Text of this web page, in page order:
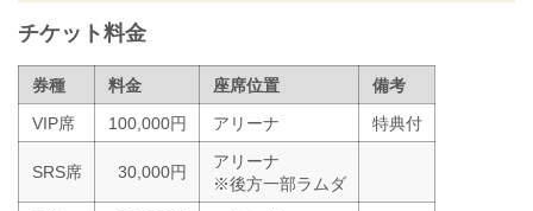
チケット料金
券種 料金 座席位置
備考
VIP席
100,000円 アリーナ 特典付
SRS席 30,000円
アリーナ
※後方一部ラムダ